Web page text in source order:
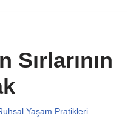
Yaşam Pratikleri